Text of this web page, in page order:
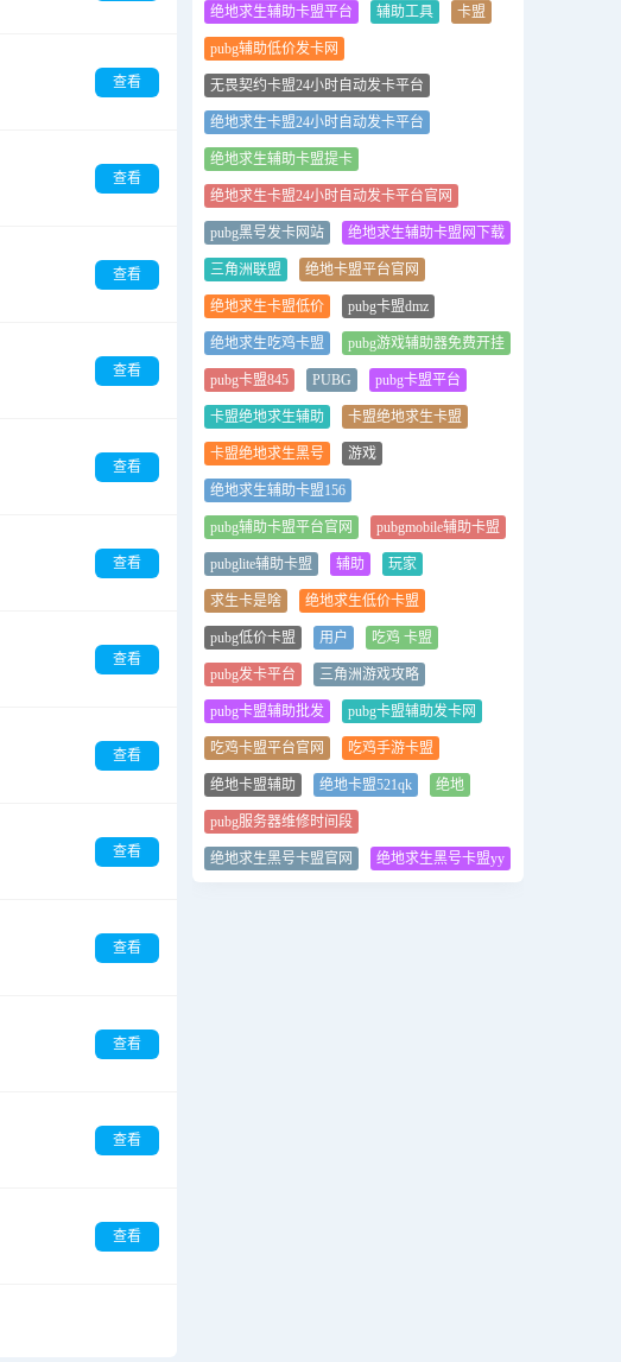
查看
查看
查看
查看
查看
查看
查看
查看
查看
查看
查看
查看
查看
绝地求生辅助卡盟平台 辅助工具 卡盟
pubg辅助低价发卡网
无畏契约卡盟24小时自动发卡平台
绝地求生卡盟24小时自动发卡平台
绝地求生辅助卡盟提卡
绝地求生卡盟24小时自动发卡平台官网
pubg黑号发卡网站 绝地求生辅助卡盟网下载
三角洲联盟 绝地卡盟平台官网
绝地求生卡盟低价 pubg卡盟dmz
绝地求生吃鸡卡盟 pubg游戏辅助器免费开挂
pubg卡盟845 PUBG pubg卡盟平台
卡盟绝地求生辅助 卡盟绝地求生卡盟
卡盟绝地求生黑号 游戏
绝地求生辅助卡盟156
pubg辅助卡盟平台官网 pubgmobile辅助卡盟
pubglite辅助卡盟 辅助 玩家
求生卡是啥 绝地求生低价卡盟
pubg低价卡盟 用户 吃鸡 卡盟
pubg发卡平台 三角洲游戏攻略
pubg卡盟辅助批发 pubg卡盟辅助发卡网
吃鸡卡盟平台官网 吃鸡手游卡盟
绝地卡盟辅助 绝地卡盟521qk 绝地
pubg服务器维修时间段
绝地求生黑号卡盟官网 绝地求生黑号卡盟yy